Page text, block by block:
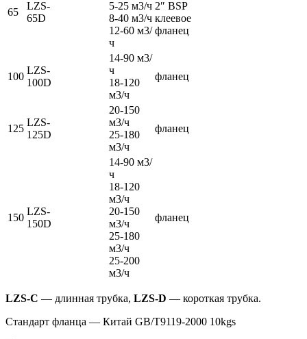
65
LZS-
65D
5-25 м3/ч
8-40 м3/ч
12-60 м3/
ч
2″ BSP
клеевое
фланец
100
LZS-
100D
14-90 м3/
ч
18-120
м3/ч
фланец
125
LZS-
125D
20-150
м3/ч
25-180
м3/ч
фланец
150
LZS-
150D
14-90 м3/
ч
18-120
м3/ч
20-150
м3/ч
25-180
м3/ч
25-200
м3/ч
фланец
LZS-C — длинная трубка, LZS-D — короткая трубка.
Стандарт фланца — Китай GB/T9119-2000 10kgs